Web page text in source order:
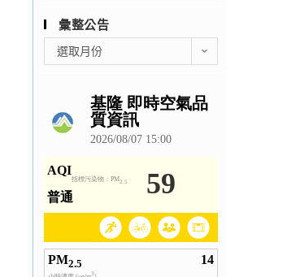
彙整公告
整
選取月份